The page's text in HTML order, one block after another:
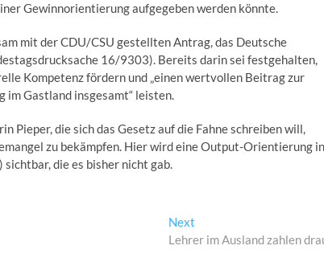
Gewinnorientierung aufgegeben werden könnte.
mit der CDU/CSU gestellten Antrag, das Deutsche
16/9303). Bereits darin sei festgehalten,
Kompetenz fördern und „einen wertvollen Beitrag zur
im Gastland insgesamt“ leisten.
Pieper, die sich das Gesetz auf die Fahne schreiben will,
zu bekämpfen. Hier wird eine Output-Orientierung in
die es bisher nicht gab.
Next
post:
Lehrer im Ausland zahlen